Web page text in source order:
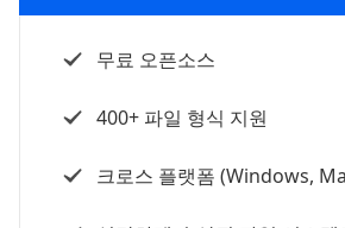
무료 오픈소스
400+ 파일 형식 지원
크로스 플랫폼 (Windows,